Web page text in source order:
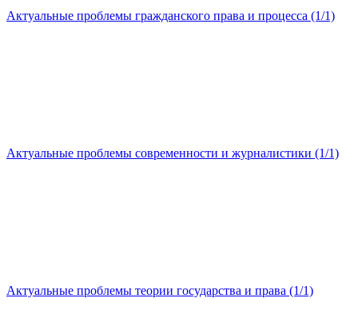
Актуальные проблемы гражданского права и процесса (1/1)
Актуальные проблемы современности и журналистики (1/1)
Актуальные проблемы теории государства и права (1/1)